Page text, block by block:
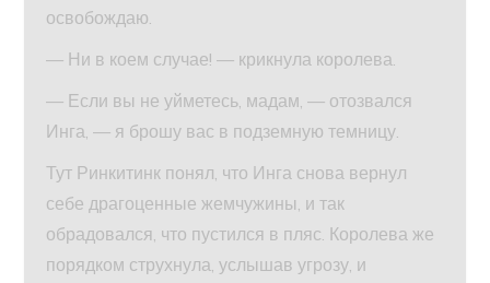
освобождаю.
— Ни в коем случае! — крикнула королева.
— Если вы не уйметесь, мадам, — отозвался
Инга, — я брошу вас в подземную темницу.
Тут Ринкитинк понял, что Инга снова вернул
себе драгоценные жемчужины, и так
обрадовался, что пустился в пляс. Королева же
порядком струхнула, услышав угрозу, и